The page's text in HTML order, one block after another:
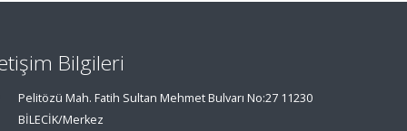
Bilgileri
Pelitözü Mah. Fatih Sultan Mehmet Bulvarı No:27 11230
BİLECİK/Merkez